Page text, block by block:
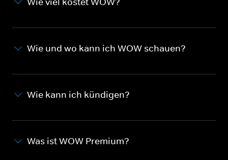
Wie und wo kann ich WOW schauen?
Wie kann ich kündigen?
Was ist WOW Premium?